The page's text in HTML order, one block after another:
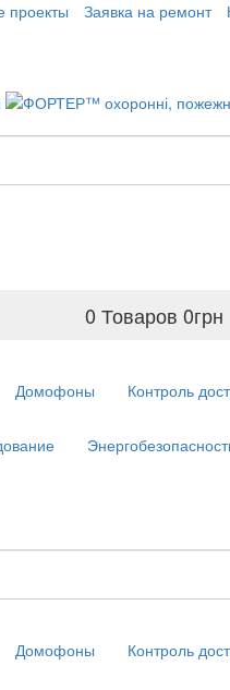
проекты Заявка на ремонт
0 Товаров 0грн
Домофоны Контроль
Домофоны Контроль